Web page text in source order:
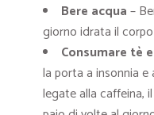
Bere acqua–
giorno idrata il
Consumare tè
la porta a insonnia
legate alla caffeina,